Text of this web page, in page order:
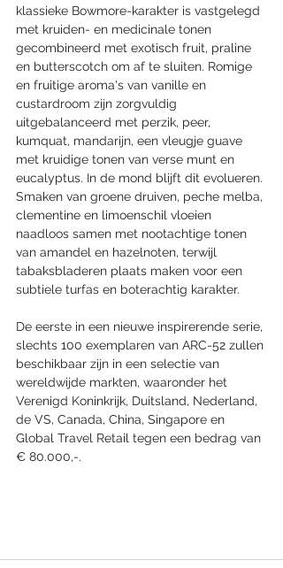
klassieke Bowmore-karakter is vastgelegd
met kruiden- en medicinale tonen
gecombineerd met exotisch fruit, praline
en butterscotch om af te sluiten. Romige
en fruitige aroma's van vanille en
custardroom zijn zorgvuldig
uitgebalanceerd met perzik, peer,
kumquat, mandarijn, een vleugje guave
met kruidige tonen van verse munt en
eucalyptus. In de mond blijft dit evolueren.
Smaken van groene druiven, peche melba,
clementine en limoenschil vloeien
naadloos samen met nootachtige tonen
van amandel en hazelnoten, terwijl
tabaksbladeren plaats maken voor een
subtiele turfas en boterachtig karakter.
De eerste in een nieuwe inspirerende serie,
slechts 100 exemplaren van ARC-52 zullen
beschikbaar zijn in een selectie van
wereldwijde markten, waaronder het
Verenigd Koninkrijk, Duitsland, Nederland,
de VS, Canada, China, Singapore en
Global Travel Retail tegen een bedrag van
€ 80.000,-.